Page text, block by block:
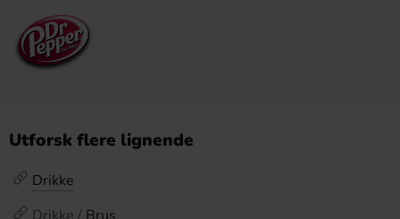
Utforsk flere lignende
Drikke